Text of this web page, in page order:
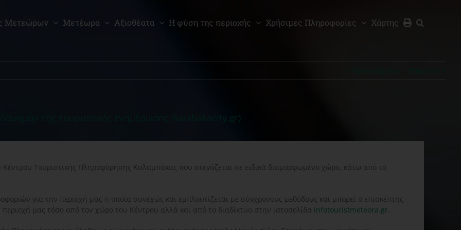
Μετεώρων Μετέωρα Αξιοθέατα Η φύση της περιοχής Χρήσιμες Πληροφορίες Χάρτης
της τουριστικής ενημέρωσης (kalabakacity.gr)
Κέντρου Τουριστικής Πληροφόρησης Καλαμπάκας που στεγάζεται σε ειδικά διαμορφωμένο χώρο, κάτω από το
για την περιοχή μας η οποία συνεχώς και εμπλουτίζεται με σύγχρονους μεθόδους και μπορεί ο επισκέπτης
περιοχή μας τόσο από τον χώρο του Κέντρου αλλά και από το διαδίκτυο στην ιστοσελίδα infotouristmeteora.gr